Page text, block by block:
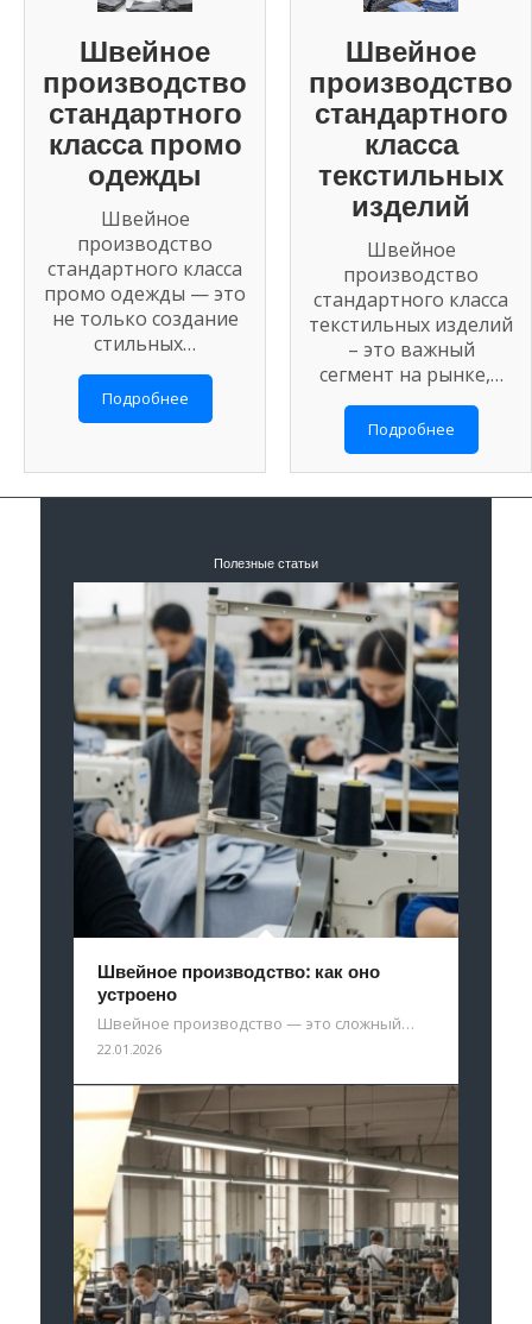
Швейное
производство
стандартного
класса промо
одежды
Швейное
производство
стандартного класса
промо одежды — это
не только создание
стильных…
Подробнее
Швейное
производство
стандартного
класса
текстильных
изделий
Швейное
производство
стандартного класса
текстильных изделий
– это важный
сегмент на рынке,…
Подробнее
Полезные статьи
Швейное производство: как оно
устроено
Швейное производство — это сложный…
22.01.2026